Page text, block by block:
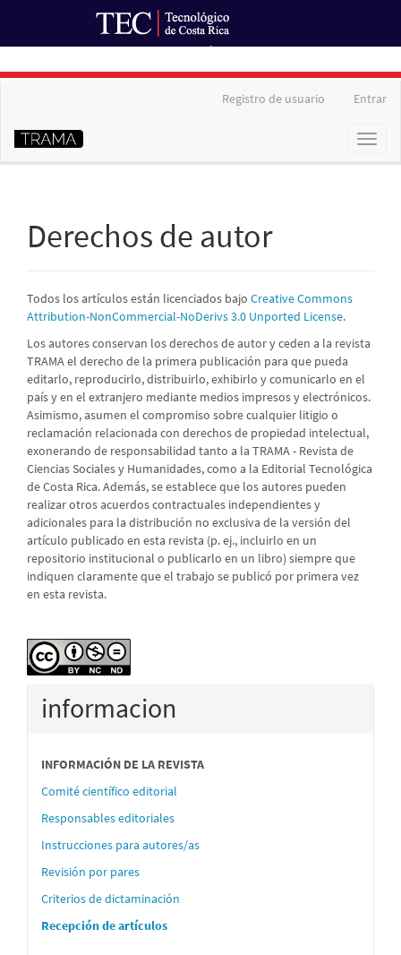
principal
Registro de usuario Entrar
Toggle
Derechos de autor
Todos los artículos están licenciados bajo Creative Commons
Attribution-NonCommercial-NoDerivs 3.0 Unported License.
Los autores conservan los derechos de autor y ceden a la revista
TRAMA el derecho de la primera publicación para que pueda
editarlo, reproducirlo, distribuirlo, exhibirlo y comunicarlo en el
país y en el extranjero mediante medios impresos y electrónicos.
Asimismo, asumen el compromiso sobre cualquier litigio o
reclamación relacionada con derechos de propiedad intelectual,
exonerando de responsabilidad tanto a la TRAMA - Revista de
Ciencias Sociales y Humanidades, como a la Editorial Tecnológica
de Costa Rica. Además, se establece que los autores pueden
realizar otros acuerdos contractuales independientes y
adicionales para la distribución no exclusiva de la versión del
artículo publicado en esta revista (p. ej., incluirlo en un
repositorio institucional o publicarlo en un libro) siempre que
indiquen claramente que el trabajo se publicó por primera vez
en esta revista.
informacion
INFORMACIÓN DE LA REVISTA
Comité científico editorial
Responsables editoriales
Instrucciones para autores/as
Revisión por pares
Criterios de dictaminación
Recepción de artículos